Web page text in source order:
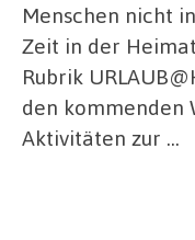
Menschen nicht
Zeit in der
Rubrik
den kommenden
Aktivitäten zur …